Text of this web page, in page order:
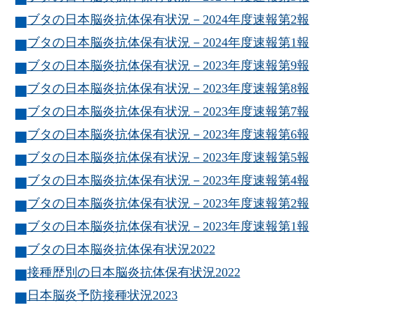
ブタの日本脳炎抗体保有状況－2024年度速報第2報
ブタの日本脳炎抗体保有状況－2024年度速報第1報
ブタの日本脳炎抗体保有状況－2023年度速報第9報
ブタの日本脳炎抗体保有状況－2023年度速報第8報
ブタの日本脳炎抗体保有状況－2023年度速報第7報
ブタの日本脳炎抗体保有状況－2023年度速報第6報
ブタの日本脳炎抗体保有状況－2023年度速報第5報
ブタの日本脳炎抗体保有状況－2023年度速報第4報
ブタの日本脳炎抗体保有状況－2023年度速報第2報
ブタの日本脳炎抗体保有状況－2023年度速報第1報
ブタの日本脳炎抗体保有状況2022
接種歴別の日本脳炎抗体保有状況2022
日本脳炎予防接種状況2023